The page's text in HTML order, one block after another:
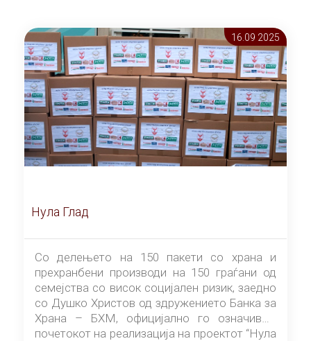
16.09 2025
Нула Глад
Со делењето на 150 пакети со храна и
прехранбени производи на 150 граѓани од
семејства со висок социјален ризик, заедно
со Душко Христов од здружението Банка за
Храна – БХМ, официјално го означивме
почетокот на реализација на проектот “Нула